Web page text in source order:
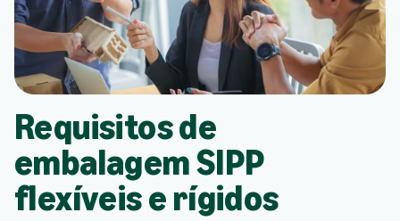
Requisitos de
embalagem SIPP
flexíveis e rígidos